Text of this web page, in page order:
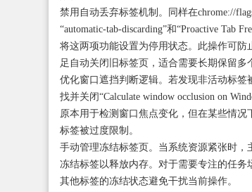
禁用自动丢弃标签机制。同样在chrome://
“automatic-tab-discarding”和“Proactive Tab
将这两项功能设置为停用状态。此操作可防
足自动关闭旧标签页，适合需要长期保留多
优化窗口遮挡判断逻辑。若发现非活动标签
找并关闭“Calculate window occlusion on
原本用于检测窗口焦点变化，但在某些情况
标签被过度限制。
手动管理冻结标签页。当系统资源紧张时，
冻结标签以释放内存。对于需要专注的任务
其他标签的冻结状态避免干扰当前操作。